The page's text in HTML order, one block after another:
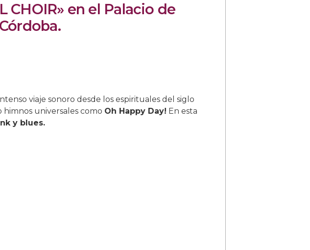
CHOIR» en el Palacio de
viaje sonoro desde los espirituales del siglo
universales como Oh Happy Day! En esta
y blues.